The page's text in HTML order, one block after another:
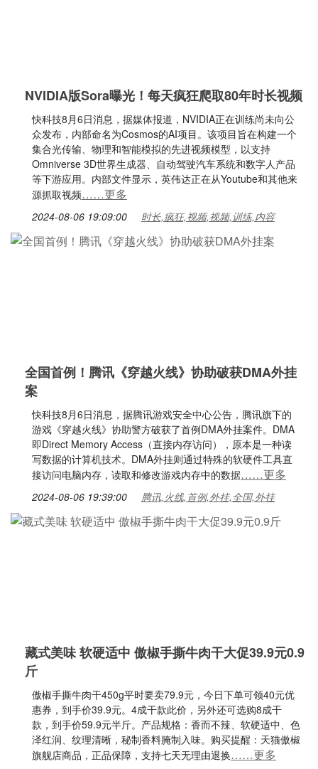
NVIDIA版Sora曝光！每天疯狂爬取80年时长视频
快科技8月6日消息，据媒体报道，NVIDIA正在训练尚未向公
众发布，内部命名为Cosmos的AI项目。该项目旨在构建一个
集合光传输、物理和智能模拟的先进视频模型，以支持
Omniverse 3D世界生成器、自动驾驶汽车系统和数字人产品
等下游应用。内部文件显示，英伟达正在从Youtube和其他来
源抓取视频……更多
2024-08-06 19:09:00 时长,疯狂,视频,视频,训练,内容
全国首例！腾讯《穿越火线》协助破获DMA外挂
案
快科技8月6日消息，据腾讯游戏安全中心公告，腾讯旗下的
游戏《穿越火线》协助警方破获了首例DMA外挂案件。DMA
即Direct Memory Access（直接内存访问），原本是一种读
写数据的计算机技术。DMA外挂则通过特殊的软硬件工具直
接访问电脑内存，读取和修改游戏内存中的数据……更多
2024-08-06 19:39:00 腾讯,火线,首例,外挂,全国,外挂
藏式美味 软硬适中 傲椒手撕牛肉干大促39.9元0.9
斤
傲椒手撕牛肉干450g平时要卖79.9元，今日下单可领40元优
惠券，到手价39.9元。4成干款此价，另外还可选购8成干
款，到手价59.9元半斤。产品规格：香而不辣、软硬适中、色
泽红润、纹理清晰，秘制香料腌制入味。购买提醒：天猫傲椒
旗舰店商品，正品保障，支持七天无理由退换……更多